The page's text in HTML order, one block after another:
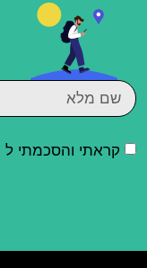
קראתי והסכמתי ל